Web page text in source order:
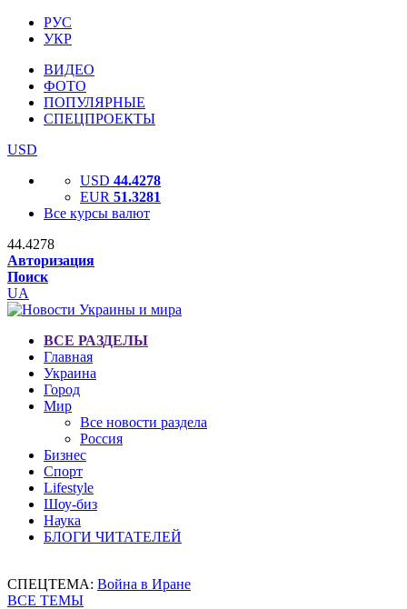
РУС
УКР
ВИДЕО
ФОТО
ПОПУЛЯРНЫЕ
СПЕЦПРОЕКТЫ
USD
USD 44.4278
EUR 51.3281
Все курсы валют
44.4278
Авторизация
Поиск
UA
ВСЕ РАЗДЕЛЫ
Главная
Украина
Город
Мир
Все новости раздела
Россия
Бизнес
Спорт
Lifestyle
Шоу-биз
Наука
БЛОГИ ЧИТАТЕЛЕЙ
СПЕЦТЕМА: Война в Иране
ВСЕ ТЕМЫ